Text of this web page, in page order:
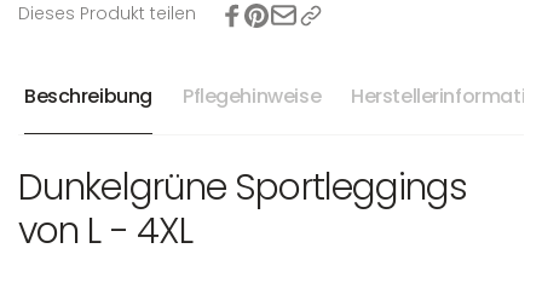
Dieses Produkt teilen
Beschreibung Pflegehinweise
Dunkelgrüne Sportleggings
von L - 4XL